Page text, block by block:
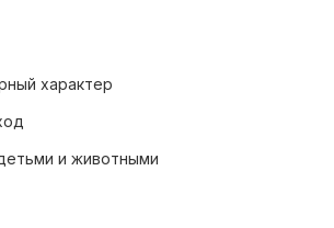
характер
и животными